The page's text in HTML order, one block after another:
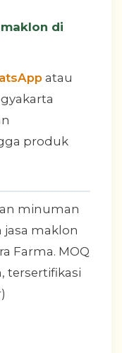
di
atau
produk
minuman
maklon
Farma. MOQ
tersertifikasi